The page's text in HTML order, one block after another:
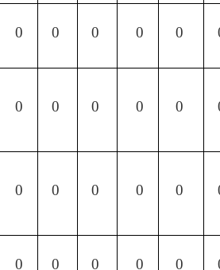
0 0 0 0 0
0 0 0 0 0
0 0 0 0 0
0 0 0 0 0